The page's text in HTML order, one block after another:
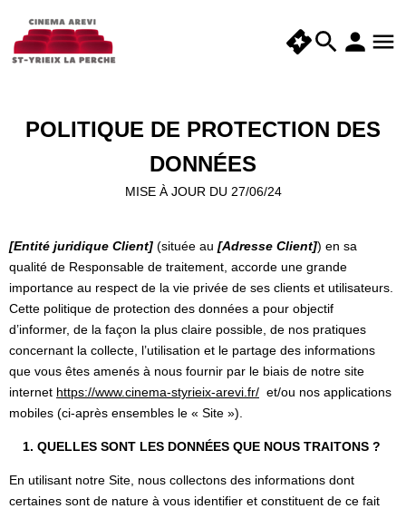
POLITIQUE DE PROTECTION DES
DONNÉES
MISE À JOUR DU 27/06/24
[Entité juridique Client] (située au [Adresse Client]) en sa
qualité de Responsable de traitement, accorde une grande
importance au respect de la vie privée de ses clients et utilisateurs.
Cette politique de protection des données a pour objectif
d’informer, de la façon la plus claire possible, de nos pratiques
concernant la collecte, l’utilisation et le partage des informations
que vous êtes amenés à nous fournir par le biais de notre site
internet https://www.cinema-styrieix-arevi.fr/ et/ou nos applications
mobiles (ci-après ensembles le « Site »).
1. QUELLES SONT LES DONNÉES QUE NOUS TRAITONS ?
En utilisant notre Site, nous collectons des informations dont
certaines sont de nature à vous identifier et constituent de ce fait